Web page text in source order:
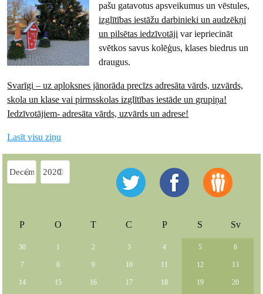
pašu gatavotus apsveikumus un vēstules,
izglītības iestāžu darbinieki un audzēkņi
un pilsētas iedzīvotāji var iepriecināt
svētkos savus kolēģus, klases biedrus un
draugus.
Svarīgi – uz aploksnes jānorāda precīzs adresāta vārds, uzvārds,
skola un klase vai pirmsskolas izglītības iestāde un grupiņa!
Iedzīvotājiem- adresāta vārds, uzvārds un adrese!
Lasīt visu ziņu
P O T C P S Sv
30 1 2 3 4 5 6
7 8 9 10 11 12 13
14 15 16 17 18 19 20